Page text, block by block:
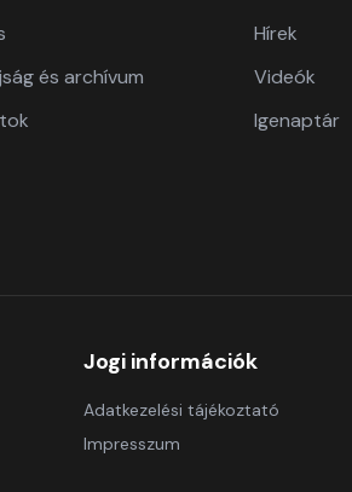
és archívum
Hírek
Videók
Igenaptár
Jogi információk
Adatkezelési tájékoztató
Impresszum